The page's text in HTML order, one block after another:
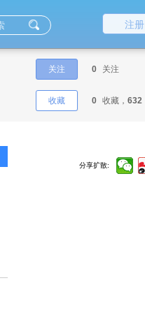
注册
关注 0 关注
收藏 0 收藏， 632
分享扩散: